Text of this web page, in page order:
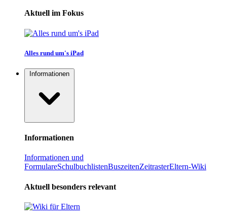
Aktuell im Fokus
Alles rund um's iPad
Informationen
Informationen
Informationen und
FormulareSchulbuchlistenBuszeitenZeitrasterEltern-Wiki
Aktuell besonders relevant